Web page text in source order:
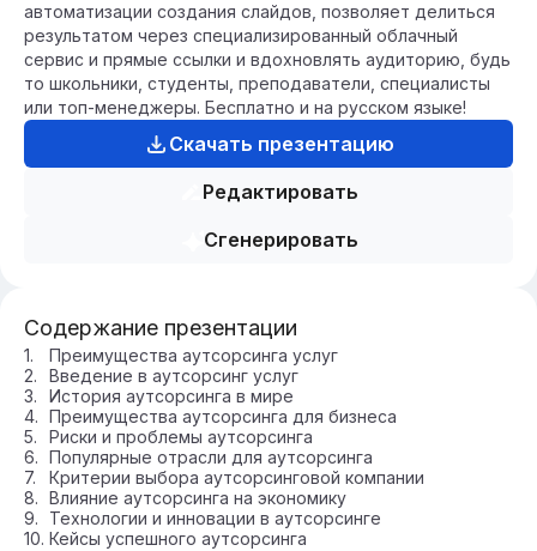
автоматизации создания слайдов, позволяет делиться
результатом через специализированный облачный
сервис и прямые ссылки и вдохновлять аудиторию, будь
то школьники, студенты, преподаватели, специалисты
или топ-менеджеры. Бесплатно и на русском языке!
Скачать презентацию
Редактировать
Сгенерировать
Содержание презентации
Преимущества аутсорсинга услуг
Введение в аутсорсинг услуг
История аутсорсинга в мире
Преимущества аутсорсинга для бизнеса
Риски и проблемы аутсорсинга
Популярные отрасли для аутсорсинга
Критерии выбора аутсорсинговой компании
Влияние аутсорсинга на экономику
Технологии и инновации в аутсорсинге
Кейсы успешного аутсорсинга